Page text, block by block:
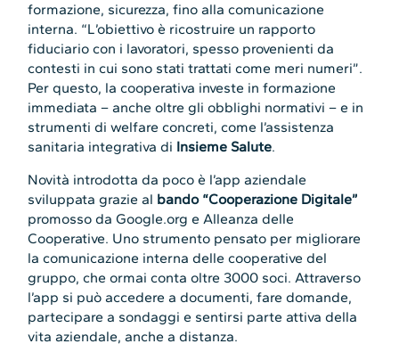
formazione, sicurezza, fino alla comunicazione
interna. “L’obiettivo è ricostruire un rapporto
fiduciario con i lavoratori, spesso provenienti da
contesti in cui sono stati trattati come meri numeri”.
Per questo, la cooperativa investe in formazione
immediata – anche oltre gli obblighi normativi – e in
strumenti di welfare concreti, come l’assistenza
sanitaria integrativa di Insieme Salute.
Novità introdotta da poco è l’app aziendale
sviluppata grazie al bando “Cooperazione Digitale”
promosso da Google.org e Alleanza delle
Cooperative. Uno strumento pensato per migliorare
la comunicazione interna delle cooperative del
gruppo, che ormai conta oltre 3000 soci. Attraverso
l’app si può accedere a documenti, fare domande,
partecipare a sondaggi e sentirsi parte attiva della
vita aziendale, anche a distanza.